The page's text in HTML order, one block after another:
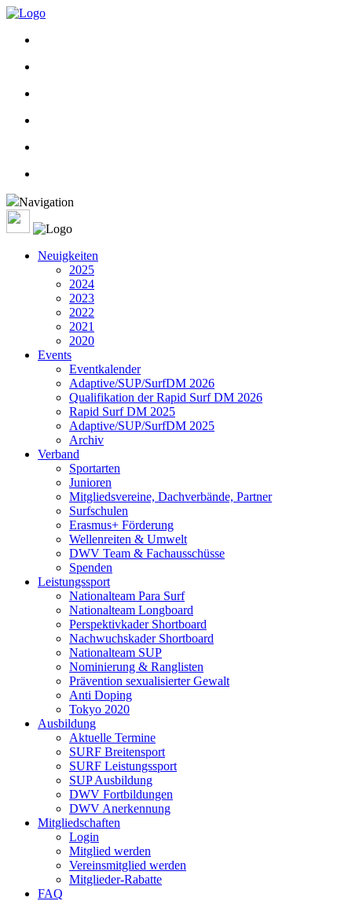
Navigation
Neuigkeiten
2025
2024
2023
2022
2021
2020
Events
Eventkalender
Adaptive/SUP/SurfDM 2026
Qualifikation der Rapid Surf DM 2026
Rapid Surf DM 2025
Adaptive/SUP/SurfDM 2025
Archiv
Verband
Sportarten
Junioren
Mitgliedsvereine, Dachverbände, Partner
Surfschulen
Erasmus+ Förderung
Wellenreiten & Umwelt
DWV Team & Fachausschüsse
Spenden
Leistungssport
Nationalteam Para Surf
Nationalteam Longboard
Perspektivkader Shortboard
Nachwuchskader Shortboard
Nationalteam SUP
Nominierung & Ranglisten
Prävention sexualisierter Gewalt
Anti Doping
Tokyo 2020
Ausbildung
Aktuelle Termine
SURF Breitensport
SURF Leistungssport
SUP Ausbildung
DWV Fortbildungen
DWV Anerkennung
Mitgliedschaften
Login
Mitglied werden
Vereinsmitglied werden
Mitglieder-Rabatte
FAQ